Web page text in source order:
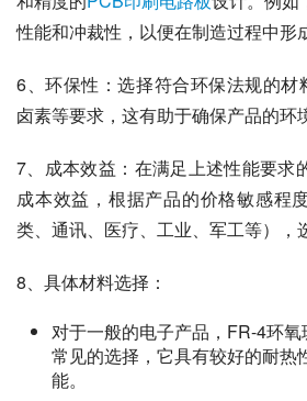
性能和冲裁性，以便在制造过程中形
6、环保性：选择符合环保法规的
卤素等要求，这有助于确保产品的环
7、成本效益：在满足上述性能要求
成本效益，根据产品的价格敏感程
类、通讯、医疗、工业、军工等），
8、具体材料选择：
对于一般的电子产品，FR-4环
常见的选择，它具有较好的耐热
能。